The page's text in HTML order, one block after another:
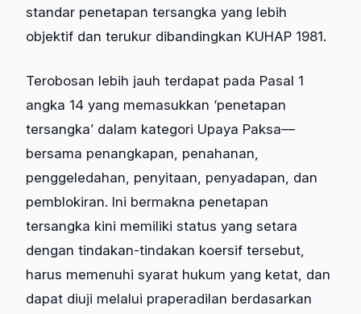
standar penetapan tersangka yang lebih
objektif dan terukur dibandingkan KUHAP 1981.
Terobosan lebih jauh terdapat pada Pasal 1
angka 14 yang memasukkan ‘penetapan
tersangka’ dalam kategori Upaya Paksa—
bersama penangkapan, penahanan,
penggeledahan, penyitaan, penyadapan, dan
pemblokiran. Ini bermakna penetapan
tersangka kini memiliki status yang setara
dengan tindakan-tindakan koersif tersebut,
harus memenuhi syarat hukum yang ketat, dan
dapat diuji melalui praperadilan berdasarkan